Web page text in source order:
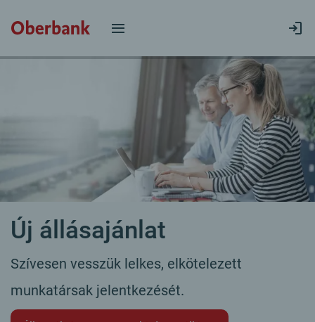
Új állásajánlat
Szívesen vesszük lelkes, elkötelezett
munkatársak jelentkezését.